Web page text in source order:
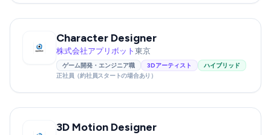
Character Designer
株式会社アプリボット 東京
ゲーム開発・エンジニア職 3Dアーティスト
ハイブリッド
正社員（約社員スタートの場合あり）
3D Motion Designer